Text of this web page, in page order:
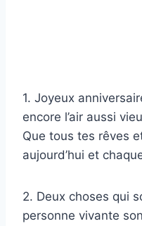
1. Joyeux
encore l’air aussi
Que tous tes rêves
aujourd’hui et
2. Deux choses qui
personne vivante